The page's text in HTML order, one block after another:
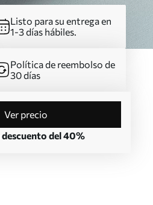
Listo para su entrega en
1-3 días hábiles.
Política de reembolso de
30 días
Ver precio
descuento del 40%